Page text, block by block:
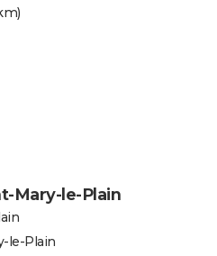
Mary-le-Plain
le-Plain